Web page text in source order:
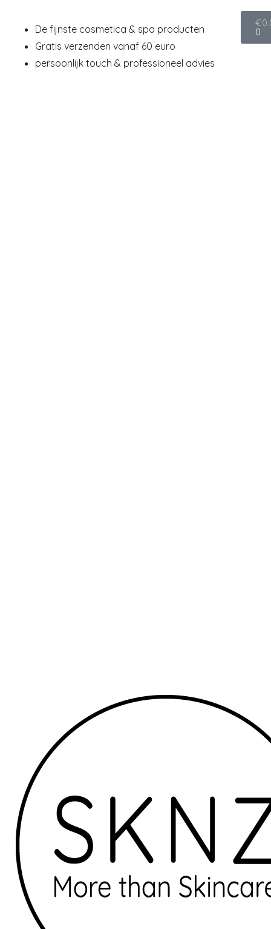
De fijnste cosmetica & spa producten
Gratis verzenden vanaf 60 euro
persoonlijk touch & professioneel advies
€
0